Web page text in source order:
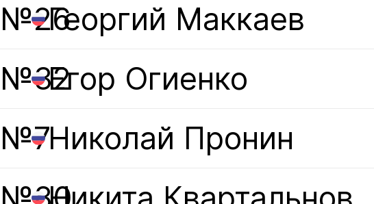
№26Георгий Маккаев
№32Егор Огиенко
№7Николай Пронин